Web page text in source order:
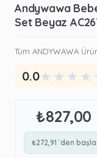
Andywawa
Set Beyaz
Tüm ANDYWAWA
0.0★ ★ ★ ★
₺827,00
₺272,91 `den